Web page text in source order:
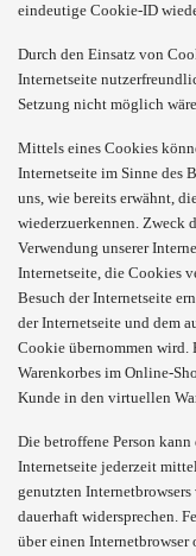
eindeutige Cookie-ID
Durch den Einsatz von
Internetseite
Setzung nicht möglich
Mittels eines Cookies
Internetseite im Sinne des
uns, wie bereits erwähnt,
wiederzuerkennen. Zweck
Verwendung unserer
Internetseite, die Cookies
Besuch der Internetseite
der Internetseite und dem
Cookie übernommen wird.
Warenkorbes im Online-
Kunde in den virtuellen
Die betroffene Person
Internetseite jederzeit
genutzten
dauerhaft widersprechen.
über einen Internetbrowser